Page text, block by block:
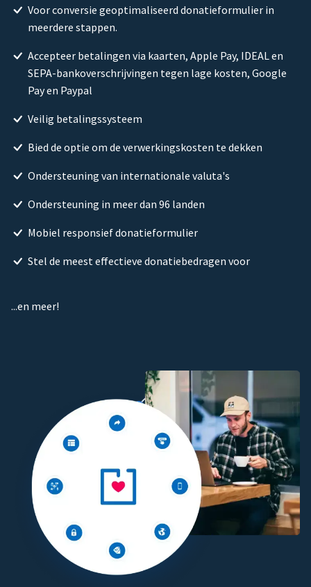
Voor conversie geoptimaliseerd donatieformulier in
meerdere stappen.
Accepteer betalingen via kaarten, Apple Pay, IDEAL en
SEPA-bankoverschrijvingen tegen lage kosten, Google
Pay en Paypal
Veilig betalingssysteem
Bied de optie om de verwerkingskosten te dekken
Ondersteuning van internationale valuta's
Ondersteuning in meer dan 96 landen
Mobiel responsief donatieformulier
Stel de meest effectieve donatiebedragen voor
...en meer!